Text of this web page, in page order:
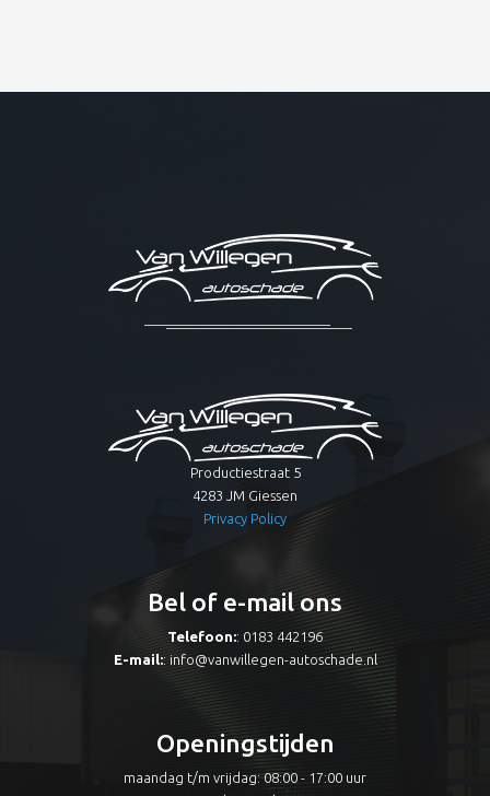
Productiestraat 5
4283 JM Giessen
Privacy Policy
Bel of e-mail ons
Telefoon:: 0183 442196
E-mail:: info@vanwillegen-autoschade.nl
Openingstijden
maandag t/m vrijdag: 08:00 - 17:00 uur